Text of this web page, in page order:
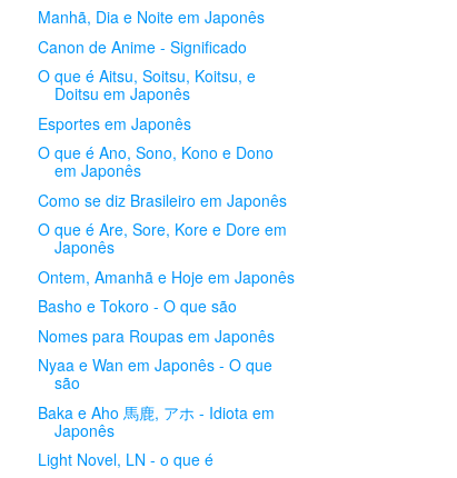
Manhã, Dia e Noite em Japonês
Canon de Anime - Significado
O que é Aitsu, Soitsu, Koitsu, e
Doitsu em Japonês
Esportes em Japonês
O que é Ano, Sono, Kono e Dono
em Japonês
Como se diz Brasileiro em Japonês
O que é Are, Sore, Kore e Dore em
Japonês
Ontem, Amanhã e Hoje em Japonês
Basho e Tokoro - O que são
Nomes para Roupas em Japonês
Nyaa e Wan em Japonês - O que
são
Baka e Aho 馬鹿, アホ - Idiota em
Japonês
Light Novel, LN - o que é